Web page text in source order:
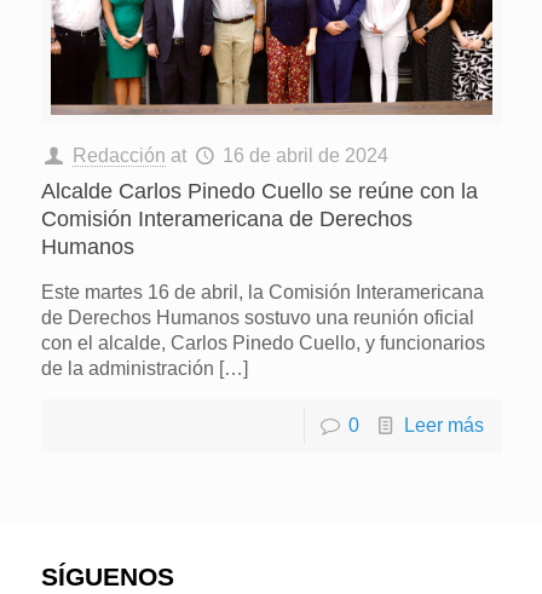
Redacción at 16 de abril de 2024
Alcalde Carlos Pinedo Cuello se reúne con la
Comisión Interamericana de Derechos
Humanos
Este martes 16 de abril, la Comisión Interamericana
de Derechos Humanos sostuvo una reunión oficial
con el alcalde, Carlos Pinedo Cuello, y funcionarios
de la administración […]
0 Leer más
SÍGUENOS